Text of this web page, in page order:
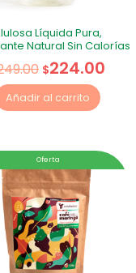
Líquida Pura,
Natural Sin Calorías
$224.00
Añadir al carrito
Oferta